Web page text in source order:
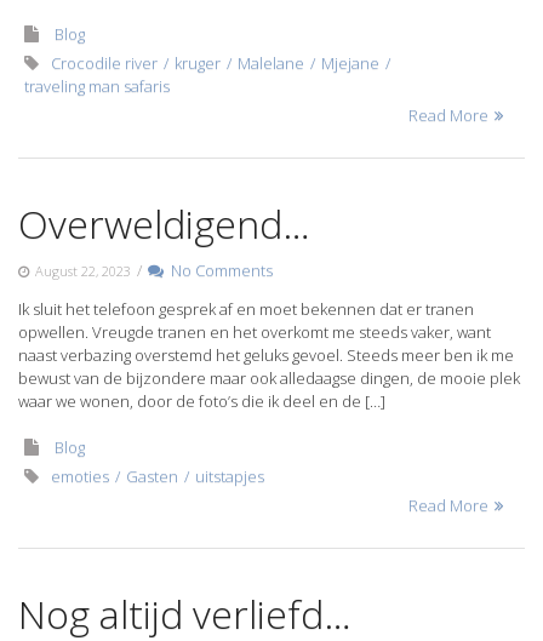
Blog
Crocodile river
kruger Malelane
Mjejane
traveling man safaris
Read More
Overweldigend…
August 22, 2023 /
No Comments
Ik sluit het telefoon gesprek af en moet bekennen dat er tranen
opwellen. Vreugde tranen en het overkomt me steeds vaker, want
naast verbazing overstemd het geluks gevoel. Steeds meer ben ik me
bewust van de bijzondere maar ook alledaagse dingen, de mooie plek
waar we wonen, door de foto’s die ik deel en de […]
Blog
emoties
Gasten
uitstapjes
Read More
Nog altijd verliefd…